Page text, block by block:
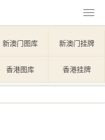
新澳门图库 新澳门挂牌
香港图库 香港挂牌